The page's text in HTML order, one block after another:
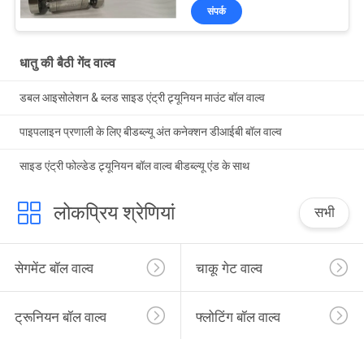
संपर्क
धातु की बैठी गेंद वाल्व
डबल आइसोलेशन & ब्लड साइड एंट्री ट्र्यूनियन माउंट बॉल वाल्व
पाइपलाइन प्रणाली के लिए बीडब्ल्यू अंत कनेक्शन डीआईबी बॉल वाल्व
साइड एंट्री फोल्डेड ट्र्यूनियन बॉल वाल्व बीडब्ल्यू एंड के साथ
लोकप्रिय श्रेणियां सभी
सेगमेंट बॉल वाल्व चाकू गेट वाल्व
ट्रूनियन बॉल वाल्व फ्लोटिंग बॉल वाल्व